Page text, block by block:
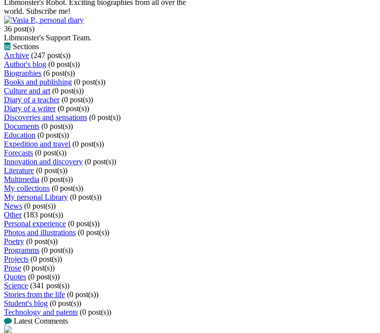
Libmonster's Robot. Exciting biographies from all over the
world. Subscribe me!
Vasia P., personal diary
36 post(s)
Libmonster's Support Team.
Sections
Archive (247 post(s))
Author's blog (0 post(s))
Biographies (6 post(s))
Books and publishing (0 post(s))
Culture and art (0 post(s))
Diary of a teacher (0 post(s))
Diary of a writer (0 post(s))
Discoveries and sensations (0 post(s))
Documents (0 post(s))
Education (0 post(s))
Expedition and travel (0 post(s))
Forecasts (0 post(s))
Innovation and discovery (0 post(s))
Literature (0 post(s))
Multimedia (0 post(s))
My collections (0 post(s))
My personal Library (0 post(s))
News (0 post(s))
Other (183 post(s))
Personal experience (0 post(s))
Photos and illustrations (0 post(s))
Poetry (0 post(s))
Programms (0 post(s))
Projects (0 post(s))
Prose (0 post(s))
Quotes (0 post(s))
Science (341 post(s))
Stories from the life (0 post(s))
Student's blog (0 post(s))
Technology and patents (0 post(s))
Latest Comments